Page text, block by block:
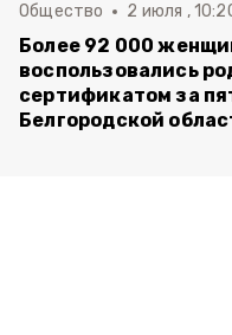
Общество 2 июля ,
Более 92 000
воспользовались
сертификатом за
Белгородской